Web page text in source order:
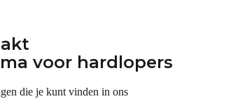
voor hardlopers
die je kunt vinden in ons